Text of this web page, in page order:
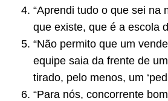
“Aprendi tudo o que sei na
que existe, que é a escola
“Não permito que um
equipe saia da frente de
tirado, pelo menos, um
“Para nós, concorrente